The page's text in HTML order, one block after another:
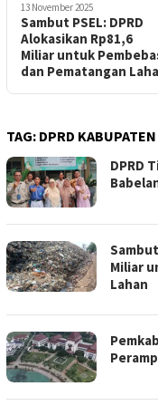
10 November 2025
Pemkab Bekasi Belum
Usulan Perampingan
TAG: DPRD
DPRD
Miliar
Lahan